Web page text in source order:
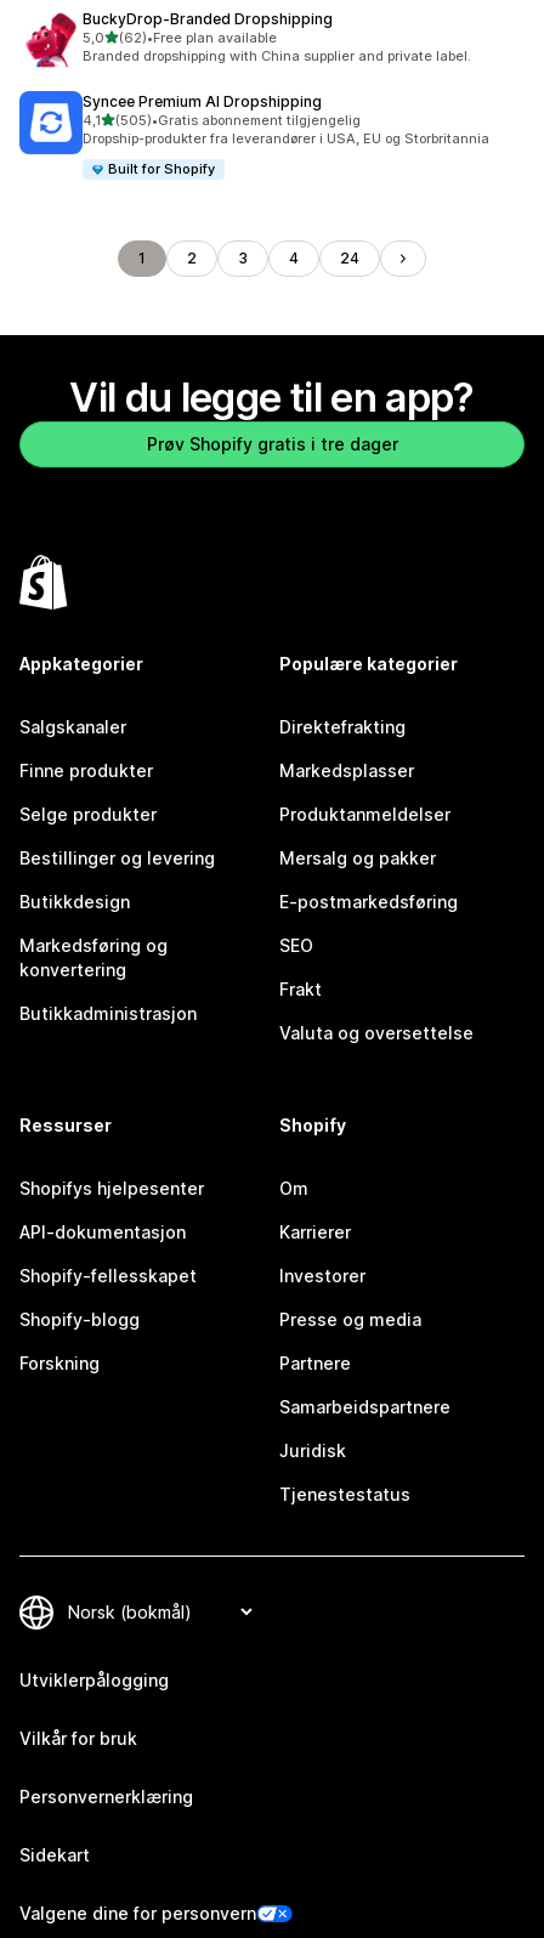
BuckyDrop‑Branded Dropshipping
5,0av 5 stjerner
(62)
Totalt 62 omtaler
•Free plan available
Branded dropshipping with China supplier and private label.
Syncee Premium AI Dropshipping
4,1av 5 stjerner
(505)
Totalt 505 omtaler
•Gratis abonnement tilgjengelig
Dropship-produkter fra leverandører i USA, EU og Storbritannia
Built for Shopify
1 2 3 4 24
Vil du legge til en app?
Prøv Shopify gratis i tre dager
Appkategorier
Salgskanaler
Finne produkter
Selge produkter
Bestillinger og levering
Butikkdesign
Markedsføring og
konvertering
Butikkadministrasjon
Populære kategorier
Direktefrakting
Markedsplasser
Produktanmeldelser
Mersalg og pakker
E-postmarkedsføring
SEO
Frakt
Valuta og oversettelse
Ressurser
Shopifys hjelpesenter
API-dokumentasjon
Shopify-fellesskapet
Shopify-blogg
Forskning
Shopify
Om
Karrierer
Investorer
Presse og media
Partnere
Samarbeidspartnere
Juridisk
Tjenestestatus
Utviklerpålogging
Vilkår for bruk
Personvernerklæring
Sidekart
Valgene dine for personvern